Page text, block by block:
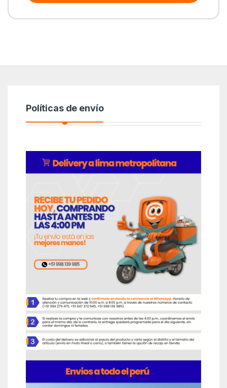
Políticas de envío